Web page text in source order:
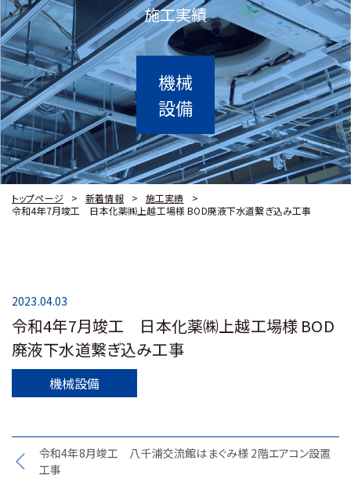
施工実績
機械
設備
トップページ 新着情報
施工実績
令和4年7月竣工 日本化薬㈱上越工場様 BOD廃液下水道繋ぎ込み工事
2023.04.03
令和4年7月竣工 日本化薬㈱上越工場様 BOD
廃液下水道繋ぎ込み工事
機械設備
令和4年8月竣工 八千浦交流館はまぐみ様 2階エアコン設置
工事